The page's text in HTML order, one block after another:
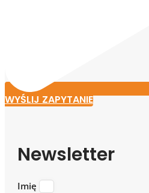
WYŚLIJ ZAPYTANIE
Newsletter
Imię